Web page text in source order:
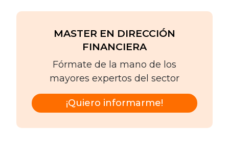
MASTER EN DIRECCIÓN
FINANCIERA
Fórmate de la mano de los
mayores expertos del sector
¡Quiero informarme!